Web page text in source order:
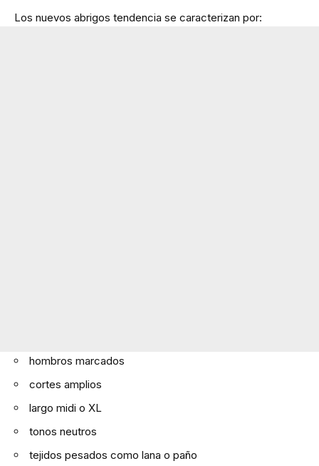
Los nuevos abrigos tendencia se caracterizan por:
hombros marcados
cortes amplios
largo midi o XL
tonos neutros
tejidos pesados como lana o paño